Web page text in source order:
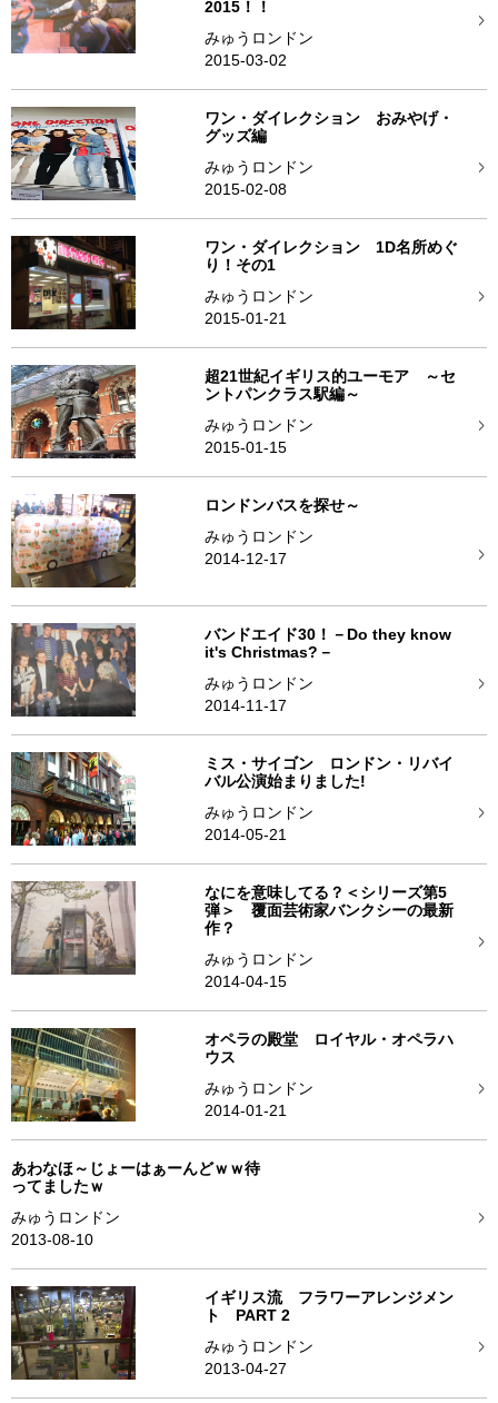
2015！！
みゅうロンドン
2015-03-02
ワン・ダイレクション おみやげ・
グッズ編
みゅうロンドン
2015-02-08
ワン・ダイレクション 1D名所めぐ
り！その1
みゅうロンドン
2015-01-21
超21世紀イギリス的ユーモア ～セ
ントパンクラス駅編～
みゅうロンドン
2015-01-15
ロンドンバスを探せ～
みゅうロンドン
2014-12-17
バンドエイド30！－Do they know
it's Christmas?－
みゅうロンドン
2014-11-17
ミス・サイゴン ロンドン・リバイ
バル公演始まりました!
みゅうロンドン
2014-05-21
なにを意味してる？＜シリーズ第5
弾＞ 覆面芸術家バンクシーの最新
作？
みゅうロンドン
2014-04-15
オペラの殿堂 ロイヤル・オペラハ
ウス
みゅうロンドン
2014-01-21
あわなほ～じょーはぁーんどｗｗ待
ってましたｗ
みゅうロンドン
2013-08-10
イギリス流 フラワーアレンジメン
ト PART 2
みゅうロンドン
2013-04-27